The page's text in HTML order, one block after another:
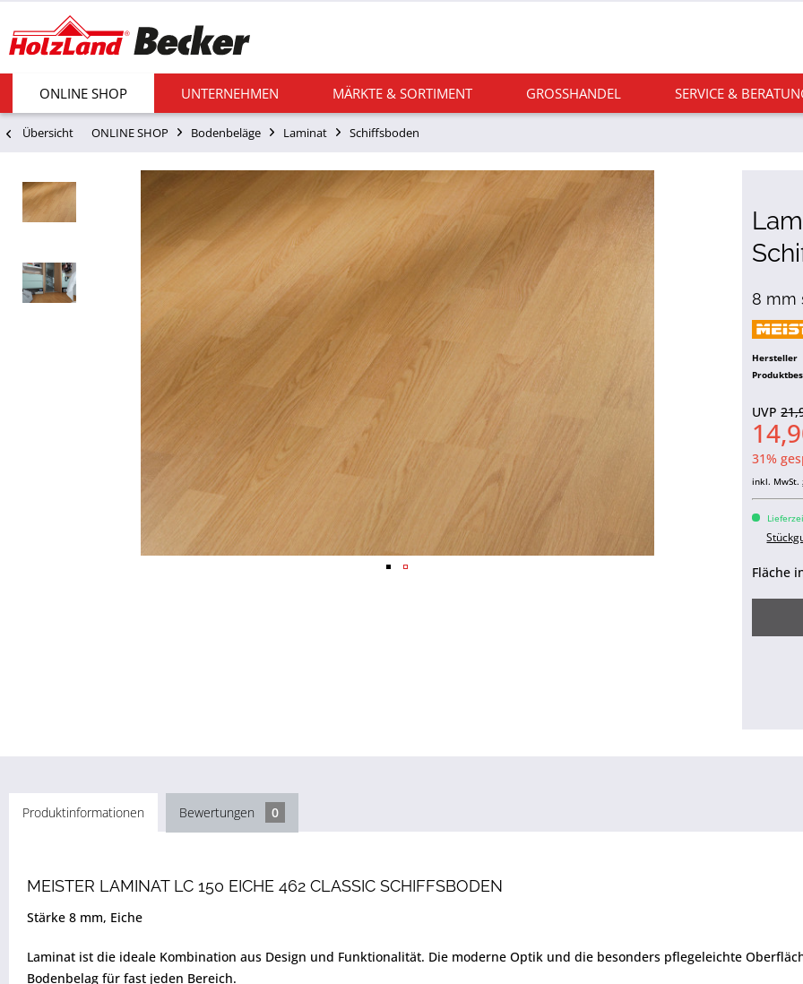
ONLINE SHOP UNTERNEHMEN MÄRKTE & SORTIMENT GROSSHANDEL SERVICE &
Übersicht ONLINE SHOP Bodenbeläge Laminat Schiffsboden
8 mm
Hersteller
UVP
31%
inkl. MwSt.
Fläche
Produktinformationen Bewertungen 0
MEISTER LAMINAT LC 150 EICHE 462 CLASSIC SCHIFFSBODEN
Stärke 8 mm, Eiche
Laminat ist die ideale Kombination aus Design und Funktionalität. Die moderne Optik und die besonders pflegeleichte
Bodenbelag für fast jeden Bereich.